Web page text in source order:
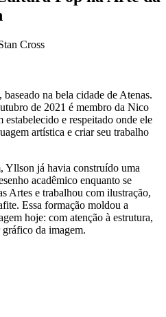
Cross
na bela cidade de Atenas.
de 2021 é membro da Nico
e respeitado onde ele
artística e criar seu trabalho
Yllson já havia construído uma
acadêmico enquanto se
Artes e trabalhou com ilustração,
Essa formação moldou a
hoje: com atenção à estrutura,
da imagem.